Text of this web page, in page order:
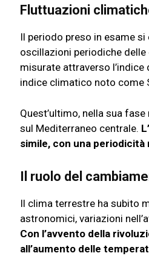
Fluttuazioni
Il periodo preso in esame
oscillazioni periodiche
misurate attraverso
indice climatico noto come
Quest’ultimo, nella sua
sul Mediterraneo centrale.
simile, con una periodicità
Il ruolo del
Il clima terrestre ha subito
astronomici, variazioni
Con l’avvento della
all’aumento delle